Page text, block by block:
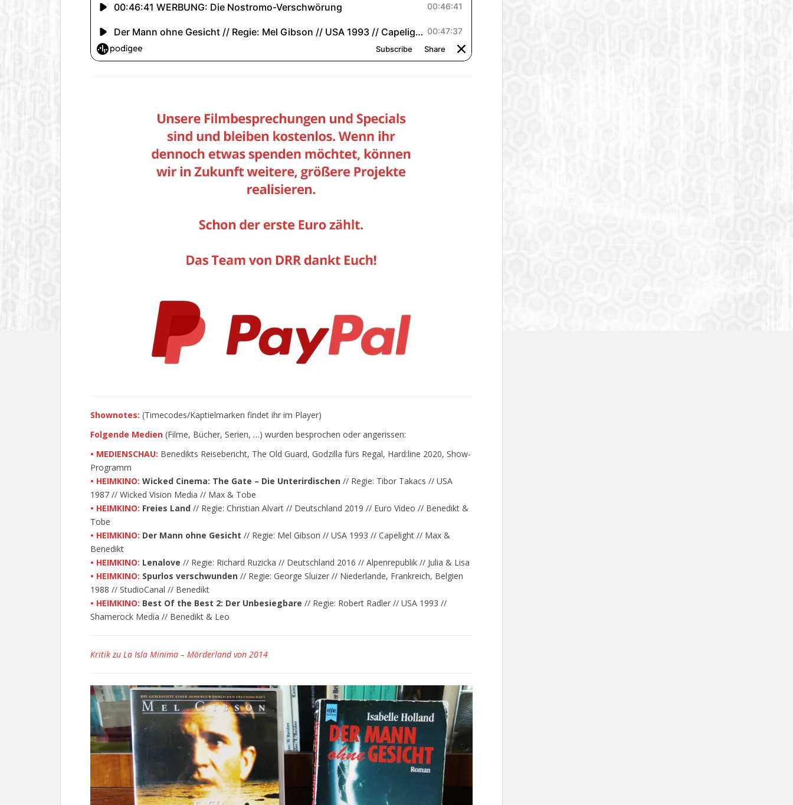
Shownotes: (Timecodes/Kaptielmarken findet ihr im Player)
Folgende Medien (Filme, Bücher, Serien, …) wurden besprochen oder angerissen:
• MEDIENSCHAU: Benedikts Reisebericht, The Old Guard, Godzilla fürs Regal, Hard:line 2020, Show-
Programm
• HEIMKINO: Wicked Cinema: The Gate – Die Unterirdischen // Regie: Tibor Takacs // USA
1987 // Wicked Vision Media // Max & Tobe
• HEIMKINO: Freies Land // Regie: Christian Alvart // Deutschland 2019 // Euro Video // Benedikt &
Tobe
• HEIMKINO: Der Mann ohne Gesicht // Regie: Mel Gibson // USA 1993 // Capelight // Max &
Benedikt
• HEIMKINO: Lenalove // Regie: Richard Ruzicka // Deutschland 2016 // Alpenrepublik // Julia & Lisa
• HEIMKINO: Spurlos verschwunden // Regie: George Sluizer // Niederlande, Frankreich, Belgien
1988 // StudioCanal // Benedikt
• HEIMKINO: Best Of the Best 2: Der Unbesiegbare // Regie: Robert Radler // USA 1993 //
Shamerock Media // Benedikt & Leo
Kritik zu La Isla Minima – Mörderland von 2014